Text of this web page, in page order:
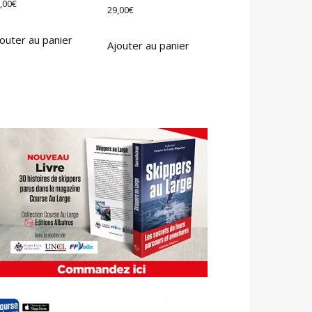
€
au panier
29,00€
Ajouter au panier